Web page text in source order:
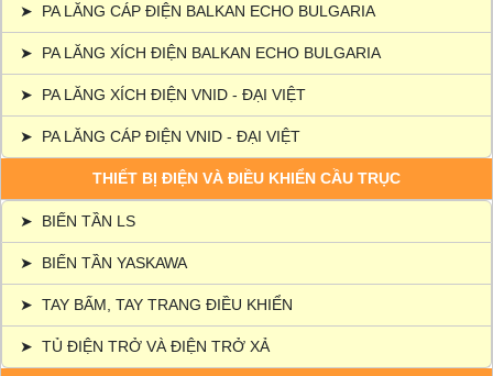
➤ PA LĂNG CÁP ĐIỆN BALKAN ECHO BULGARIA
➤ PA LĂNG XÍCH ĐIỆN BALKAN ECHO BULGARIA
➤ PA LĂNG XÍCH ĐIỆN VNID - ĐẠI VIỆT
➤ PA LĂNG CÁP ĐIỆN VNID - ĐẠI VIỆT
THIẾT BỊ ĐIỆN VÀ ĐIỀU KHIỂN CẦU TRỤC
➤ BIẾN TẦN LS
➤ BIẾN TẦN YASKAWA
➤ TAY BẤM, TAY TRANG ĐIỀU KHIỂN
➤ TỦ ĐIỆN TRỞ VÀ ĐIỆN TRỞ XẢ